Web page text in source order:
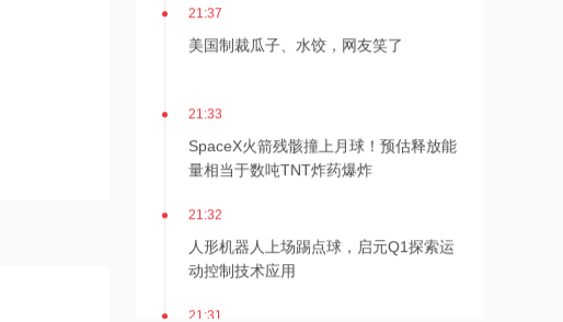
21:37
美国制裁瓜子、水饺，网友笑了
21:33
SpaceX火箭残骸撞上月球！预估释放能
量相当于数吨TNT炸药爆炸
21:32
人形机器人上场踢点球，启元Q1探索运
动控制技术应用
21:31